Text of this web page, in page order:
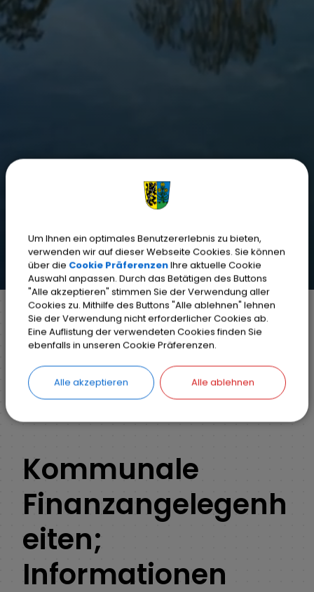
Markt Weisendorf Bürgerinfo
Rathaus
Ihr Anliegen
Detail
ZURÜCK
Kommunale
Finanzangelegenh
eiten;
Informationen
Um Ihnen ein optimales Benutzererlebnis zu bieten,
verwenden wir auf dieser Webseite Cookies. Sie können
über die Cookie PräferenzenIhre aktuelle Cookie
Auswahl anpassen. Durch das Betätigen des Buttons
"Alle akzeptieren" stimmen Sie der Verwendung aller
Cookies zu. Mithilfe des Buttons "Alle ablehnen" lehnen
Sie der Verwendung nicht erforderlicher Cookies ab.
Eine Auflistung der verwendeten Cookies finden Sie
ebenfalls in unseren Cookie Präferenzen.
Alle akzeptieren Alle ablehnen